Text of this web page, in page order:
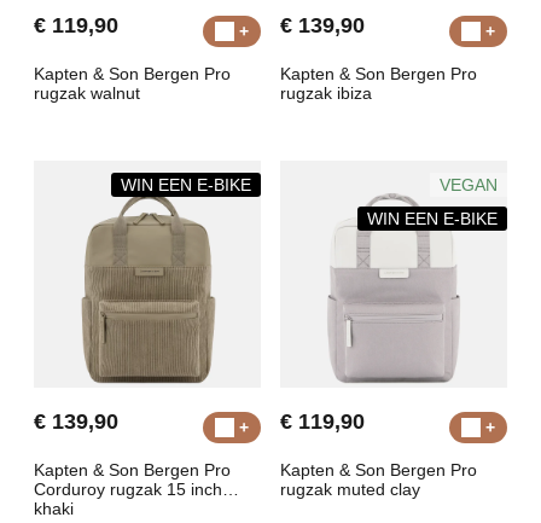
€ 119,90
Kapten & Son Bergen Pro
rugzak walnut
€ 139,90
Kapten & Son Bergen Pro
rugzak ibiza
WIN EEN E-BIKE
€ 139,90
Kapten & Son Bergen Pro
Corduroy rugzak 15 inch
khaki
VEGAN
WIN EEN E-BIKE
€ 119,90
Kapten & Son Bergen Pro
rugzak muted clay